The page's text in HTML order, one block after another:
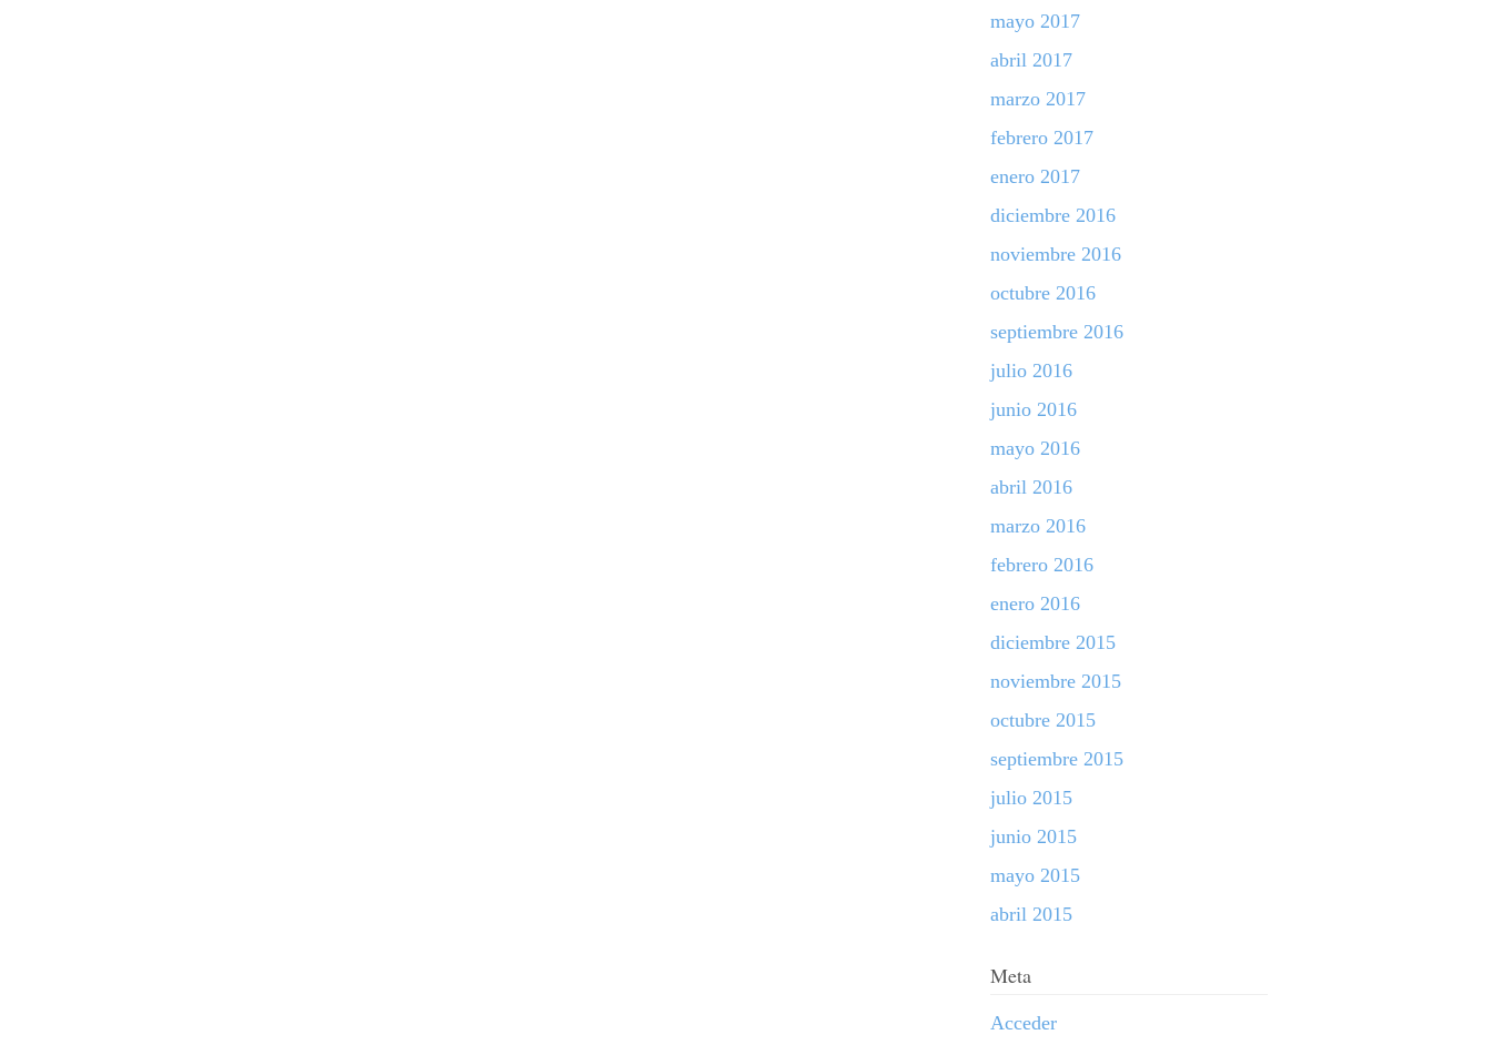
mayo 2017
abril 2017
marzo 2017
febrero 2017
enero 2017
diciembre 2016
noviembre 2016
octubre 2016
septiembre 2016
julio 2016
junio 2016
mayo 2016
abril 2016
marzo 2016
febrero 2016
enero 2016
diciembre 2015
noviembre 2015
octubre 2015
septiembre 2015
julio 2015
junio 2015
mayo 2015
abril 2015
Meta
Acceder